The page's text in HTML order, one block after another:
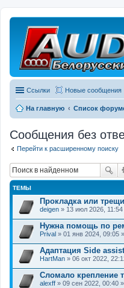
Ссылки Новые сообщения
На главную Список
Сообщения без
Перейти к расширенному поиску
ТЕМЫ
Прокладка или
deigen » 13 июл 2026,
Нужна помощь по
Prival » 01 янв 2024, 09:05
Адаптация Side
HartMan » 06 окт 2022,
Сломало крепление
alexff » 09 сен 2022, 00:40